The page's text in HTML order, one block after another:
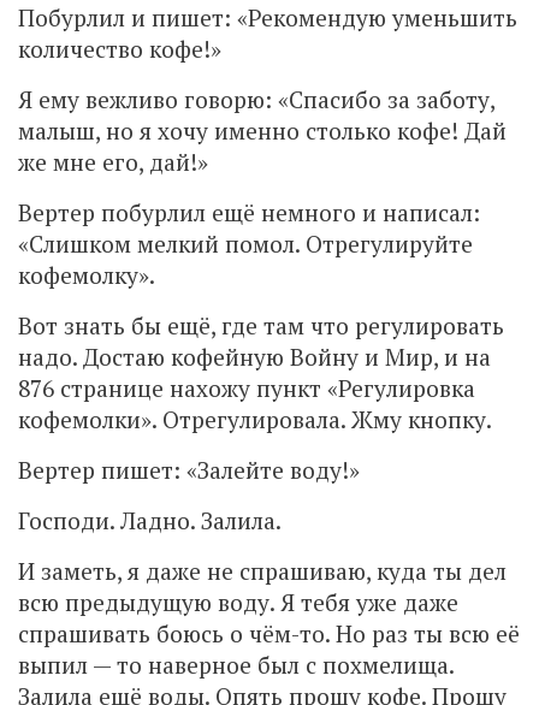
Побурлил и пишет: «Рекомендую уменьшить
количество кофе!»
Я ему вежливо говорю: «Спасибо за заботу,
малыш, но я хочу именно столько кофе! Дай
же мне его, дай!»
Вертер побурлил ещё немного и написал:
«Слишком мелкий помол. Отрегулируйте
кофемолку».
Вот знать бы ещё, где там что регулировать
надо. Достаю кофейную Войну и Мир, и на
876 странице нахожу пункт «Регулировка
кофемолки». Отрегулировала. Жму кнопку.
Вертер пишет: «Залейте воду!»
Господи. Ладно. Залила.
И заметь, я даже не спрашиваю, куда ты дел
всю предыдущую воду. Я тебя уже даже
спрашивать боюсь о чём-то. Но раз ты всю её
выпил — то наверное был с похмелища.
Залила ещё воды. Опять прошу кофе. Прошу